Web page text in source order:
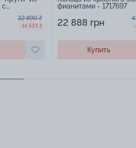
с
32 890 ₴
-14 623 ₴
фианитами - 1717697
22 888 грн
Купить